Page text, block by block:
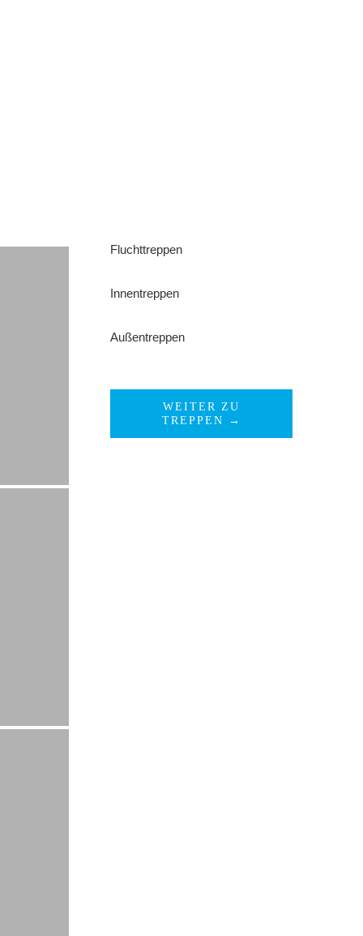
Fluchttreppen
Innentreppen
Außentreppen
WEITER ZU
TREPPEN →